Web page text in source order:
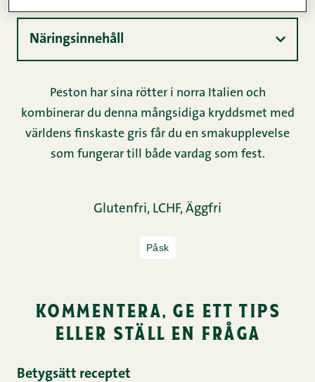
Näringsinnehåll
Peston har sina rötter i norra Italien och
kombinerar du denna mångsidiga kryddsmet med
världens finskaste gris får du en smakupplevelse
som fungerar till både vardag som fest.
Glutenfri, LCHF, Äggfri
Påsk
kommentera, ge ett tips
eller ställ en fråga
Betygsätt receptet